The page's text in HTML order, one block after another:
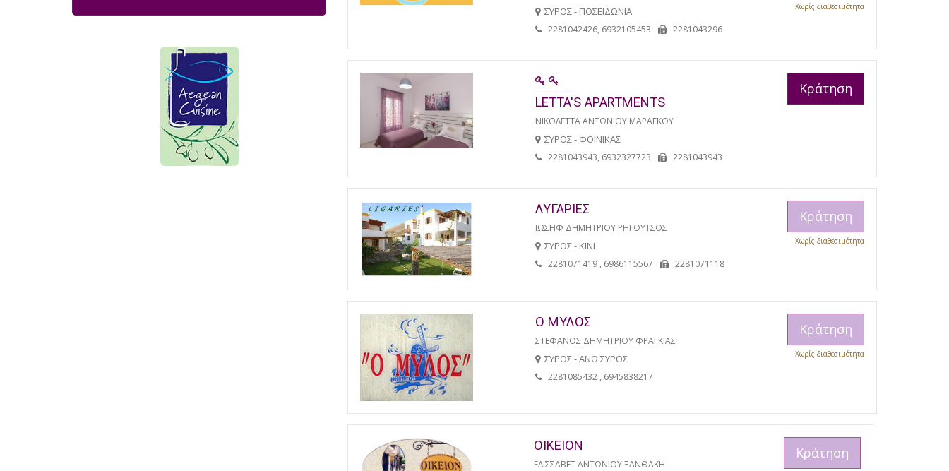
ΣΥΡΟΣ - ΠΟΣΕΙΔΩΝΙΑ
2281042426, 6932105453 2281043296
Χωρίς διαθεσιμότητα
LETTA'S APARTMENTS
ΝΙΚΟΛΕΤΤΑ ΑΝΤΩΝΙΟΥ ΜΑΡΑΓΚΟΥ
ΣΥΡΟΣ - ΦΟΙΝΙΚΑΣ
2281043943, 6932327723 2281043943
Κράτηση
ΛΥΓΑΡΙΕΣ
ΙΩΣΗΦ ΔΗΜΗΤΡΙΟΥ ΡΗΓΟΥΤΣΟΣ
ΣΥΡΟΣ - ΚΙΝΙ
2281071419 , 6986115567 2281071118
Κράτηση
Χωρίς διαθεσιμότητα
Ο ΜΥΛΟΣ
ΣΤΕΦΑΝΟΣ ΔΗΜΗΤΡΙΟΥ ΦΡΑΓΚΙΑΣ
ΣΥΡΟΣ - ΑΝΩ ΣΥΡΟΣ
2281085432 , 6945838217
Κράτηση
Χωρίς διαθεσιμότητα
ΟΙΚΕΙΟΝ
ΕΛΙΣΣΑΒΕΤ ΑΝΤΩΝΙΟΥ ΞΑΝΘΑΚΗ
Κράτηση